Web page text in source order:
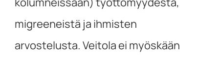
migreeneistä ja ihmisten
arvostelusta. Veitola ei myöskään